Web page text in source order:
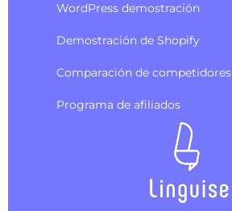
WordPress demostración
Demostración de Shopify
Comparación de competidores
Programa de afiliados